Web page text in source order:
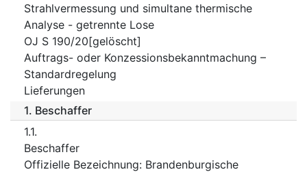
Strahlvermessung und simultane thermische
Analyse - getrennte Lose
OJ S 190/20[gelöscht]
Auftrags- oder Konzessionsbekanntmachung –
Standardregelung
Lieferungen
1. Beschaffer
1.1.
Beschaffer
Offizielle Bezeichnung: Brandenburgische